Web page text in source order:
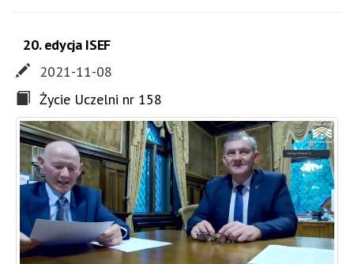
20. edycja ISEF
2021-11-08
Życie Uczelni nr 158